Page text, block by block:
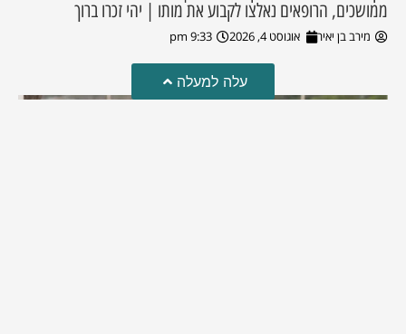
ממושכים, הרופאים נאלצו לקבוע את מותו | יהי זכרו ברוך
מירב בן יאיר אוגוסט 4, 2026 9:33 pm
עלה למעלה